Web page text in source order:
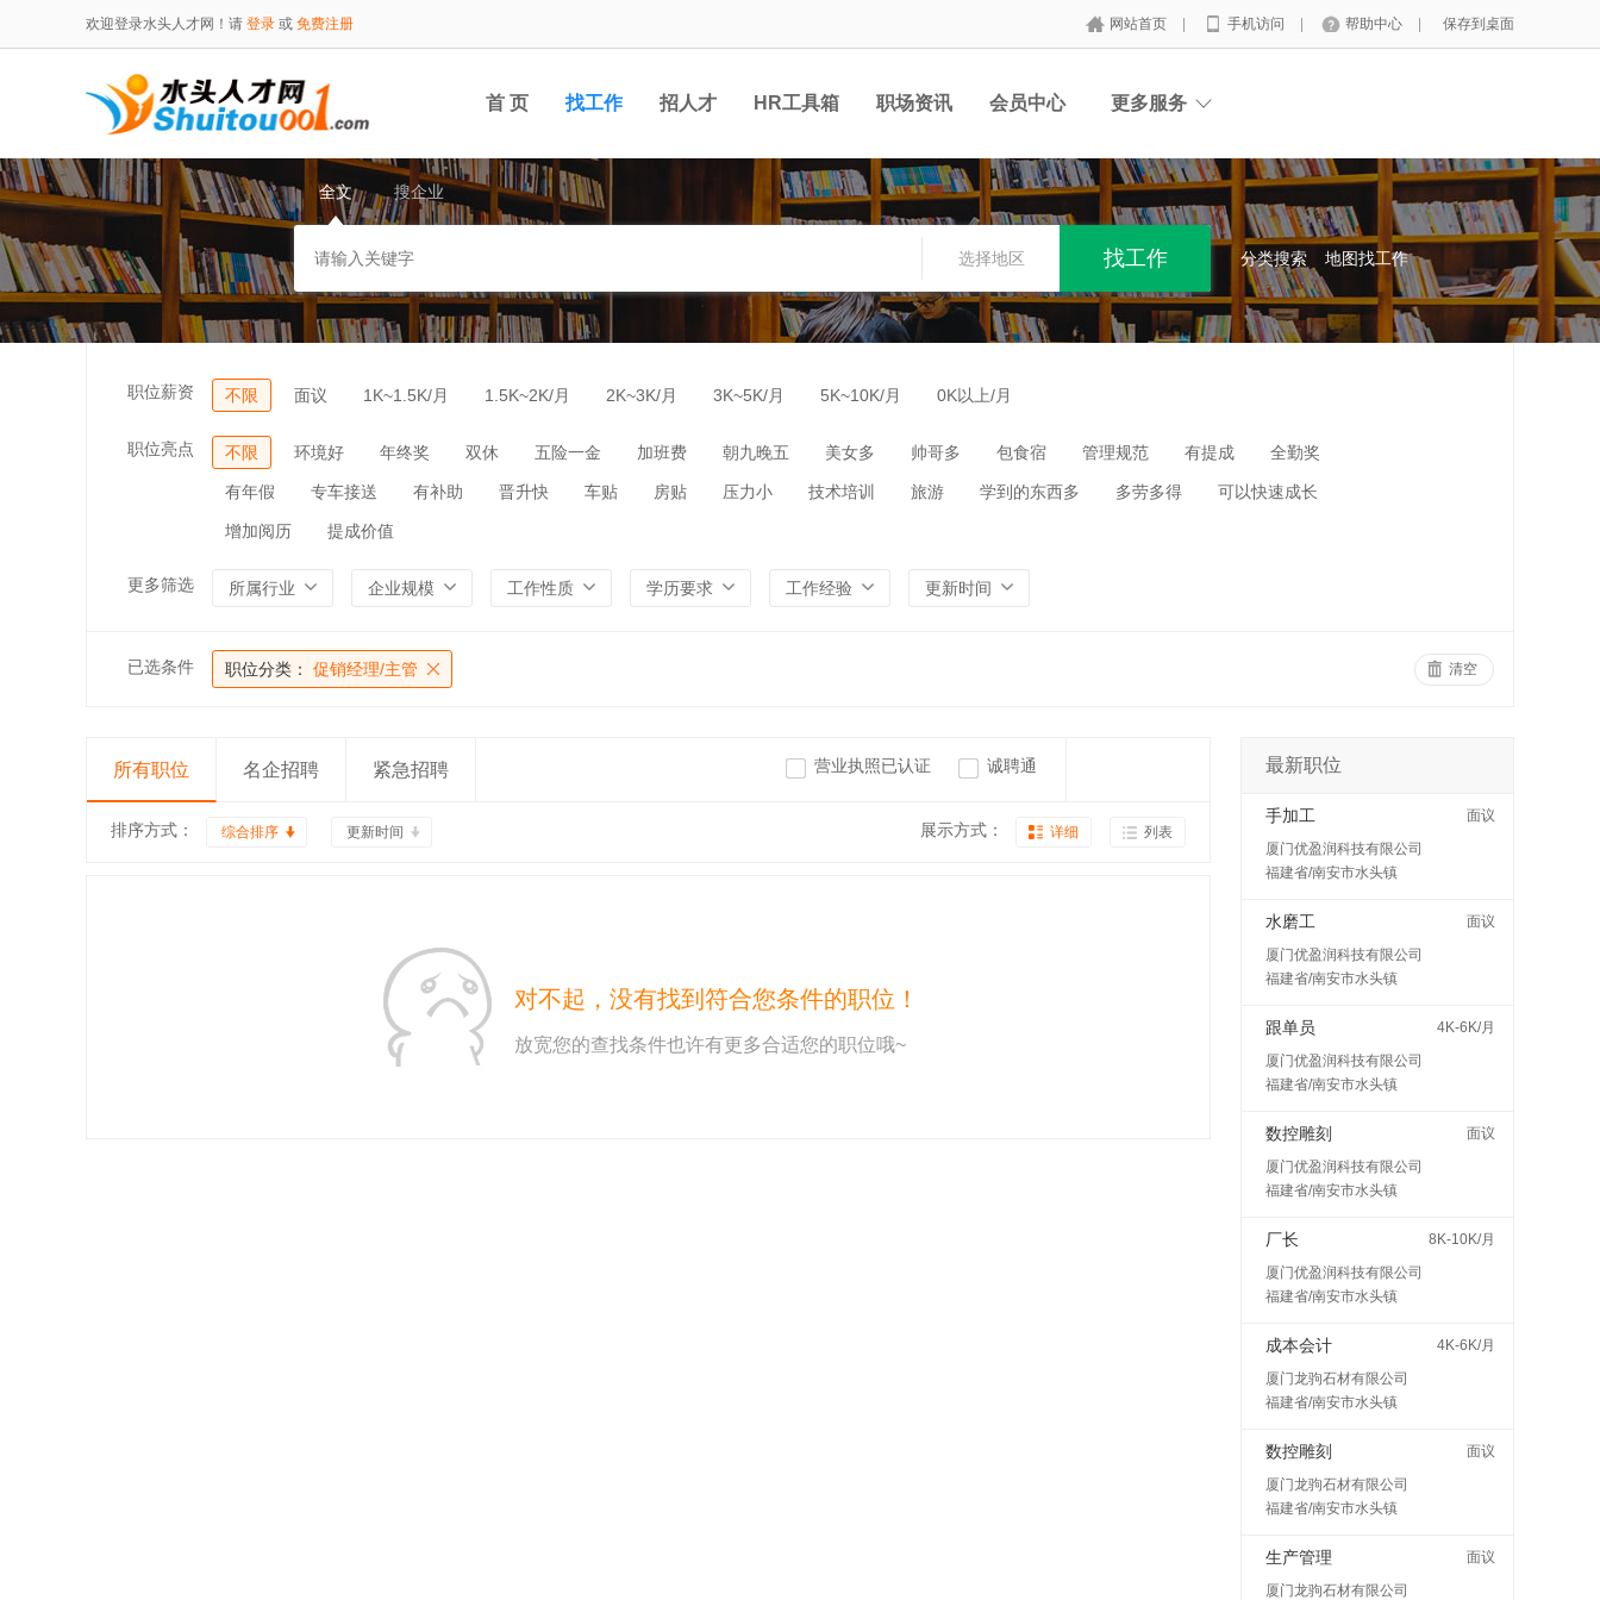
欢迎登录水头人才网！请 登录 或 免费注册 网站首页 手机访问 帮助中心 保存到桌面
首 页 找工作 招人才 HR工具箱 职场资讯 会员中心 更多服务
全文 搜企业
选择地区 分类搜索 地图找工作
职位薪资 不限 面议 1K~1.5K/月 1.5K~2K/月 2K~3K/月 3K~5K/月 5K~10K/月 0K以上/月
职位亮点 不限 环境好 年终奖 双休 五险一金 加班费 朝九晚五 美女多 帅哥多 包食宿 管理规范 有提成 全勤奖
有年假 专车接送 有补助 晋升快 车贴 房贴 压力小 技术培训 旅游 学到的东西多 多劳多得 可以快速成长
增加阅历 提成价值
更多筛选 所属行业 企业规模 工作性质 学历要求 工作经验 更新时间
已选条件 职位分类： 促销经理/主管 清空
所有职位 名企招聘 紧急招聘 营业执照已认证 诚聘通
排序方式： 综合排序 更新时间 展示方式： 详细 列表
对不起，没有找到符合您条件的职位！
放宽您的查找条件也许有更多合适您的职位哦~
最新职位
手加工
面议
厦门优盈润科技有限公司
福建省/南安市水头镇
水磨工
面议
厦门优盈润科技有限公司
福建省/南安市水头镇
跟单员
4K-6K/月
厦门优盈润科技有限公司
福建省/南安市水头镇
数控雕刻
面议
厦门优盈润科技有限公司
福建省/南安市水头镇
厂长
8K-10K/月
厦门优盈润科技有限公司
福建省/南安市水头镇
成本会计
4K-6K/月
厦门龙驹石材有限公司
福建省/南安市水头镇
数控雕刻
面议
厦门龙驹石材有限公司
福建省/南安市水头镇
生产管理
面议
厦门龙驹石材有限公司